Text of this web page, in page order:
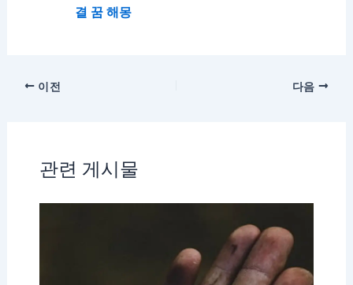
결 꿈 해몽
이전 다음
관련 게시물